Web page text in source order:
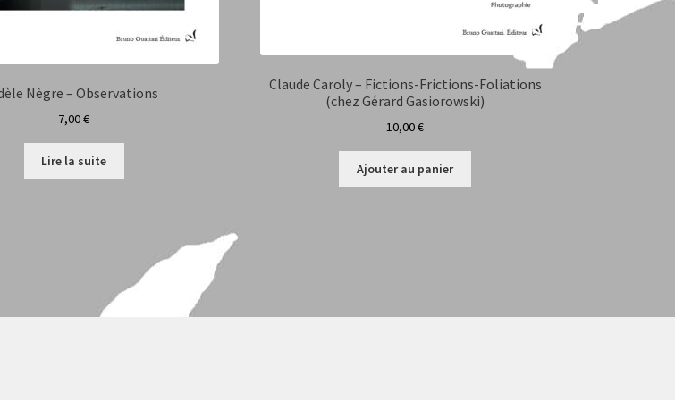
Nègre – Observations
7,00€
Lire la suite
Claude Caroly – Fictions-Frictions-Foliations
(chez Gérard Gasiorowski)
10,00€
Ajouter au panier